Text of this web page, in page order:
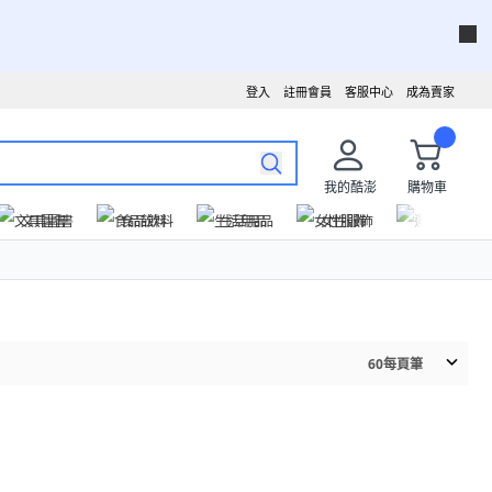
成為賣家
客服中心
註冊會員
登入
我的酷澎
購物車
文具圖書
食品飲料 生活用品 女性服飾
60每頁筆